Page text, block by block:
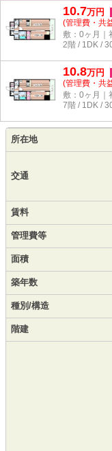
10.7万円
(管理費・共
敷：0ヶ月｜
2階 / 1DK /
10.8万円
(管理費・共
敷：0ヶ月｜
7階 / 1DK /
所在地
交通
賃料
管理費等
面積
築年数
種別/構造
階建